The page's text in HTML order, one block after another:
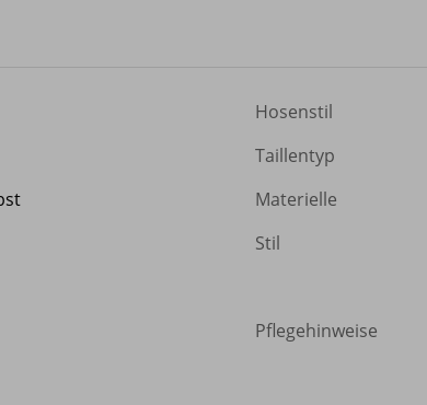
Hosenstil
Taillentyp
Materielle
Stil
Pflegehinweise